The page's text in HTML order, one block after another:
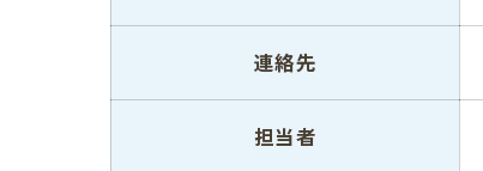
連絡先
担当者